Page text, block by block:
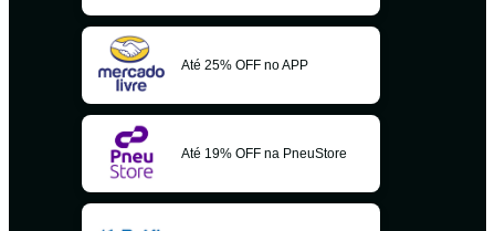
Até 25% OFF no APP
Até 19% OFF na PneuStore